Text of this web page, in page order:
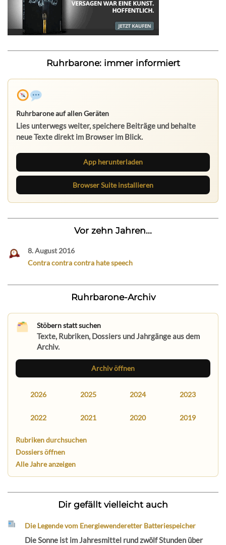
Ruhrbarone: immer informiert
Ruhrbarone auf allen Geräten
Lies unterwegs weiter, speichere Beiträge und behalte
neue Texte direkt im Browser im Blick.
App herunterladen
Browser Suite installieren
Vor zehn Jahren...
8. August 2016
Contra contra contra hate speech
Ruhrbarone-Archiv
Stöbern statt suchen
Texte, Rubriken, Dossiers und Jahrgänge aus dem
Archiv.
Archiv öffnen
2026 2025 2024 2023
2022 2021 2020 2019
Rubriken durchsuchen
Dossiers öffnen
Alle Jahre anzeigen
Dir gefällt vielleicht auch
Die Legende vom Energiewenderetter Batteriespeicher
Die Sonne ist im Jahresmittel rund zwölf Stunden über